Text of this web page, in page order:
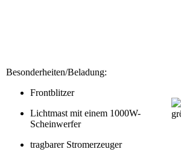
Besonderheiten/Beladung:
Frontblitzer
Lichtmast mit einem 1000W-
Scheinwerfer
tragbarer Stromerzeuger